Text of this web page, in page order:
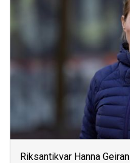
Riksantikvar Hanna Geiran